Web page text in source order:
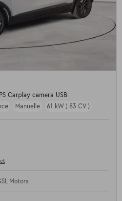
Carplay camera USB
Manuelle 61 kW ( 83 CV )
Motors